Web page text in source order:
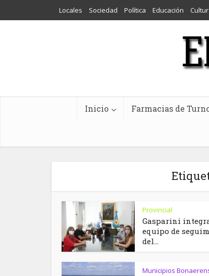
Locales Sociedad Política Educación
Inicio Farmacias de
Provincial
Gasparini
equipo de
del...
Municipios